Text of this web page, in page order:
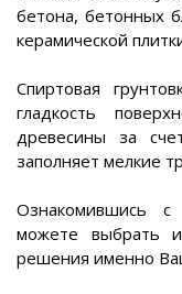
бетона, бетонных
керамической
Спиртовая
гладкость
древесины за
заполняет мелкие
Ознакомившись
можете выбрать
решения именно